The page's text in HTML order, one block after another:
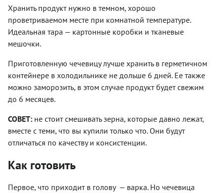
Хранить продукт нужно в темном, хорошо
проветриваемом месте при комнатной температуре.
Идеальная тара — картонные коробки и тканевые
мешочки.
Приготовленную чечевицу лучше хранить в герметичном
контейнере в холодильнике не дольше 6 дней. Ее также
можно заморозить, в этом случае продукт будет свежим
до 6 месяцев.
СОВЕТ: не стоит смешивать зерна, которые давно лежат,
вместе с теми, что вы купили только что. Они будут
отличаться по качеству и консистенции.
Как готовить
Первое, что приходит в голову — варка. Но чечевица